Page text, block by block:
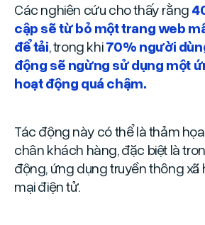
Các nghiên cứu cho thấy rằng
cập sẽ từ bỏ một trang web
để tải, trong khi70% người
động sẽ ngừng sử dụng một
hoạt động quá chậm.
Tác động này có thể là thảm
chân khách hàng, đặc biệt là
động, ứng dụng truyền thông xã
mại điện tử.